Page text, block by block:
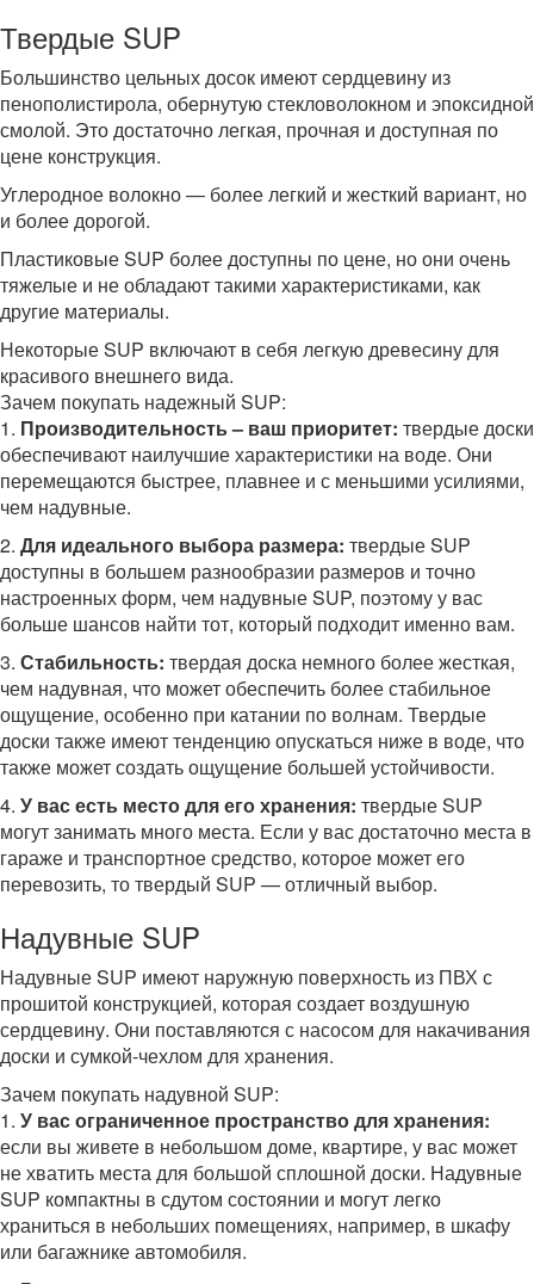
Твердые SUP
Большинство цельных досок имеют сердцевину из
пенополистирола, обернутую стекловолокном и эпоксидной
смолой. Это достаточно легкая, прочная и доступная по
цене конструкция.
Углеродное волокно — более легкий и жесткий вариант, но
и более дорогой.
Пластиковые SUP более доступны по цене, но они очень
тяжелые и не обладают такими характеристиками, как
другие материалы.
Некоторые SUP включают в себя легкую древесину для
красивого внешнего вида.
Зачем покупать надежный SUP:
1. Производительность – ваш приоритет: твердые доски
обеспечивают наилучшие характеристики на воде. Они
перемещаются быстрее, плавнее и с меньшими усилиями,
чем надувные.
2. Для идеального выбора размера: твердые SUP
доступны в большем разнообразии размеров и точно
настроенных форм, чем надувные SUP, поэтому у вас
больше шансов найти тот, который подходит именно вам.
3. Стабильность: твердая доска немного более жесткая,
чем надувная, что может обеспечить более стабильное
ощущение, особенно при катании по волнам. Твердые
доски также имеют тенденцию опускаться ниже в воде, что
также может создать ощущение большей устойчивости.
4. У вас есть место для его хранения: твердые SUP
могут занимать много места. Если у вас достаточно места в
гараже и транспортное средство, которое может его
перевозить, то твердый SUP — отличный выбор.
Надувные SUP
Надувные SUP имеют наружную поверхность из ПВХ с
прошитой конструкцией, которая создает воздушную
сердцевину. Они поставляются с насосом для накачивания
доски и сумкой-чехлом для хранения.
Зачем покупать надувной SUP:
1. У вас ограниченное пространство для хранения:
если вы живете в небольшом доме, квартире, у вас может
не хватить места для большой сплошной доски. Надувные
SUP компактны в сдутом состоянии и могут легко
храниться в небольших помещениях, например, в шкафу
или багажнике автомобиля.